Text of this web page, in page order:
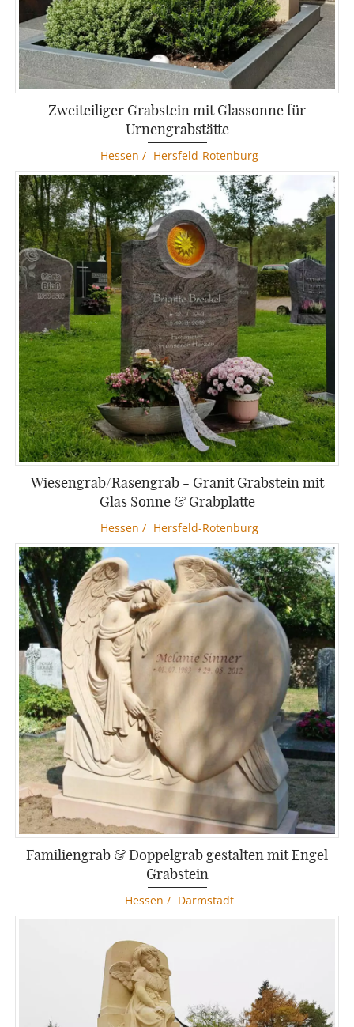
Zweiteiliger Grabstein mit Glassonne für
Urnengrabstätte
Hessen / Hersfeld-Rotenburg
Wiesengrab/Rasengrab - Granit Grabstein mit
Glas Sonne & Grabplatte
Hessen / Hersfeld-Rotenburg
Familiengrab & Doppelgrab gestalten mit Engel
Grabstein
Hessen / Darmstadt